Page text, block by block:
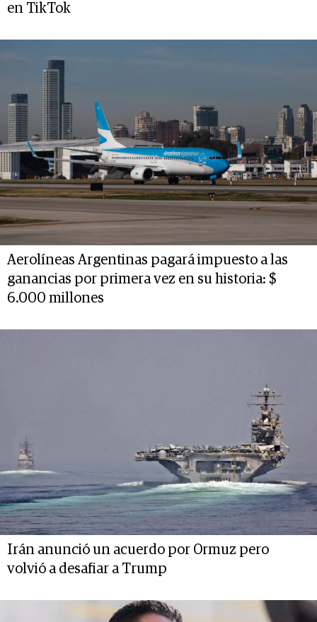
en TikTok
Aerolíneas Argentinas pagará impuesto a las
ganancias por primera vez en su historia: $
6.000 millones
Irán anunció un acuerdo por Ormuz pero
volvió a desafiar a Trump